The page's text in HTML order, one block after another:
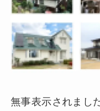
無事表示されまし